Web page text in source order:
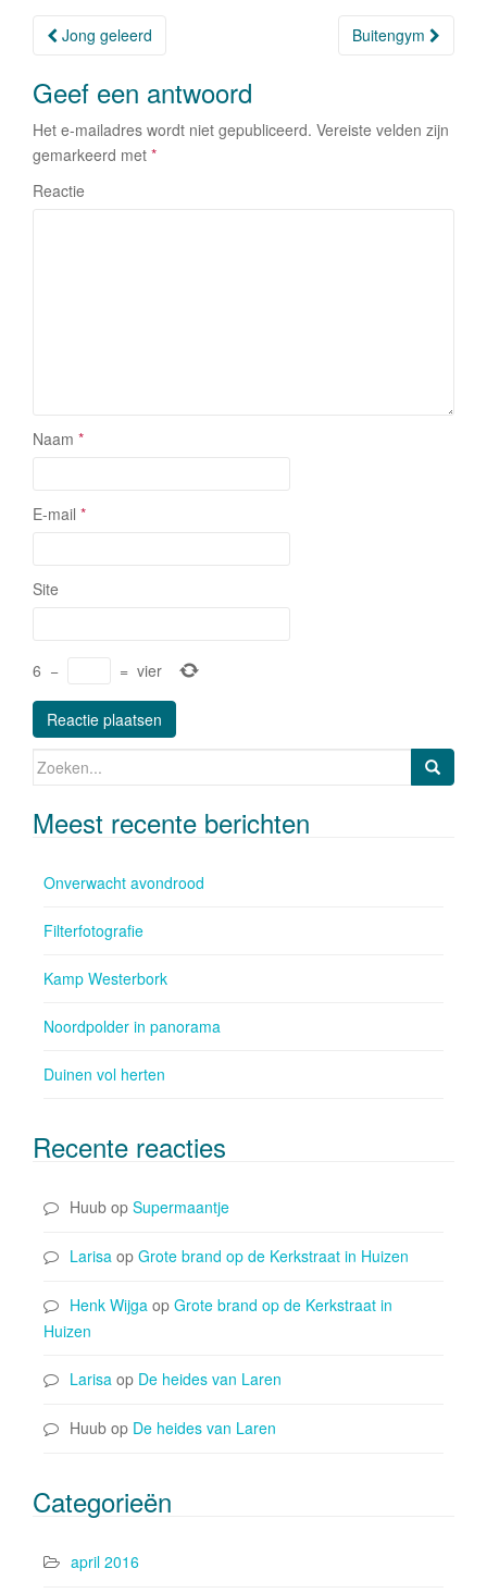
o
Berichtnavigatie
Jong geleerd Buitengym
Geef een antwoord
Het e-mailadres wordt niet gepubliceerd. Vereiste velden zijn
gemarkeerd met *
Reactie
Naam *
E-mail *
Site
6 − = vier
Zoeken naar:
Meest recente berichten
Onverwacht avondrood
Filterfotografie
Kamp Westerbork
Noordpolder in panorama
Duinen vol herten
Recente reacties
Huub op Supermaantje
Larisa op Grote brand op de Kerkstraat in Huizen
Henk Wijga op Grote brand op de Kerkstraat in
Huizen
Larisa op De heides van Laren
Huub op De heides van Laren
Categorieën
april 2016